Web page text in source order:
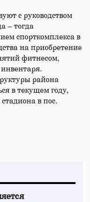
с руководством
– тогда
спорткомплекса в
на приобретение
фитнесом,
района
в текущем году,
в пос.